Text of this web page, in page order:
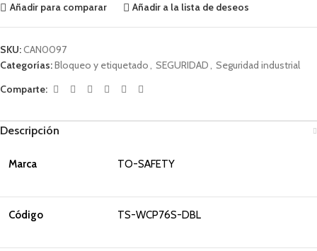
Añadir para comparar Añadir a la lista de deseos
SKU:CAN0097
Categorías:Bloqueo y etiquetado, SEGURIDAD, Seguridad industrial
Comparte:
Descripción
Marca TO-SAFETY
Código TS-WCP76S-DBL